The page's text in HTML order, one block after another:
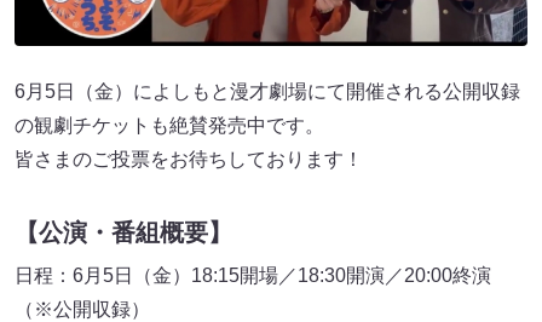
6月5日（金）によしもと漫才劇場にて開催される公開収録
の観劇チケットも絶賛発売中です。
皆さまのご投票をお待ちしております！
【公演・番組概要】
日程：6月5日（金）18:15開場／18:30開演／20:00終演
（※公開収録）